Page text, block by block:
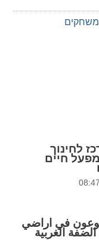
משחקים
לחינוך
חיים
في اراضي
الغربية